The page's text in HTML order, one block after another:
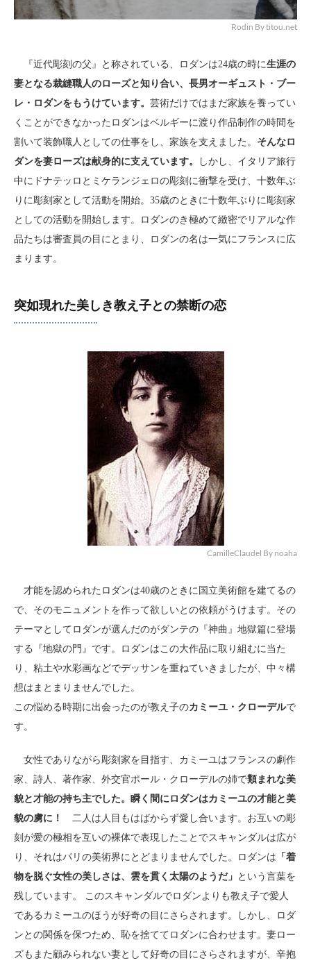
Rodin By titou.net
『近代彫刻の父』と称されている、ロダンは24歳の時に生涯の
妻となる裁縫職人のローズと知り合い、長男オーギュスト・ブー
レ・ロダンをもうけています。 芸術だけではまだ家族を養ってい
くことができなかったロダンはベルギーに渡り作品制作の時間を
割いて装飾職人としての仕事をし、家族を支えました。 そんなロ
ダンを妻ローズは献身的に支えています。
しかし、イタリア旅行
中にドナテッロとミケランジェロの彫刻に衝撃を受け、十数年ぶ
りに彫刻家として活動を開始。35歳のときに十数年ぶりに彫刻家
としての活動を開始します。ロダンのき極めて緻密でリアルな作
品たちは審査員の目にとまり、ロダンの名は一気にフランスに広
まります。
突如現れた美しき教え子との禁断の恋
CamilleClaudel By noaha
才能を認められたロダンは40歳のときに国立美術館を建てるの
で、そのモニュメントを作って欲しいとの依頼がうけます。その
テーマとしてロダンが選んだのがダンテの『神曲』地獄篇に登場
する『地獄の門』です。ロダンはこの大作品に取り組むに当た
り、粘土や水彩画などでデッサンを重ねていきましたが、中々構
想はまとまりませんでした。
この悩める時期に出会ったのが教え子のカミーユ・クローデルで
す。
女性でありながら彫刻家を目指す、カミーユはフランスの劇作
家、詩人、著作家、外交官ポール・クローデルの姉で類まれな美
貌と才能の持ち主でした。瞬く間にロダンはカミーユの才能と美
貌の虜に！
二人は人目もはばからず愛し合います。お互いの彫
刻が愛の極相を互いの裸体で表現したことでスキャンダルは広が
り、それはパリの美術界にとどまりませんでした。ロダンは 「着
物を脱ぐ女性の美しさは、雲を貫く太陽のようだ」 という言葉を
残しています。 このスキャンダルでロダンよりも教え子で愛人
であるカミーユのほうが好奇の目にさらされます。しかし、ロダ
ンとの関係を保つため、恥を捨ててロダンに合わせます。妻ロー
ズもまた顧みられない妻として好奇の目にさらされますが、辛抱